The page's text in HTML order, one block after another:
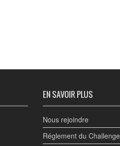
EN SAVOIR PLUS
Nous rejoindre
Réglement du Challenge